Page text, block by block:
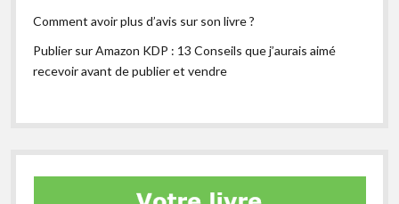
Comment avoir plus d’avis sur son livre ?
Publier sur Amazon KDP : 13 Conseils que j’aurais aimé
recevoir avant de publier et vendre